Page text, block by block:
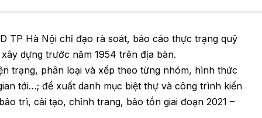
TP Hà Nội chỉ đạo rà soát, báo cáo thực trạng quỹ
dựng trước năm 1954 trên địa bàn.
trạng, phân loại và xếp theo từng nhóm, hình thức
tới…; đề xuất danh mục biệt thự và công trình kiến
trì, cải tạo, chỉnh trang, bảo tồn giai đoạn 2021 –